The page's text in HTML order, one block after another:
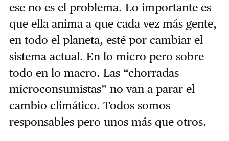
ese no es el problema. Lo importante es
que ella anima a que cada vez más gente,
en todo el planeta, esté por cambiar el
sistema actual. En lo micro pero sobre
todo en lo macro. Las “chorradas
microconsumistas” no van a parar el
cambio climático. Todos somos
responsables pero unos más que otros.